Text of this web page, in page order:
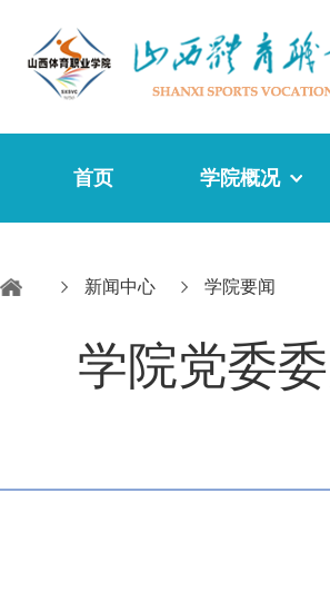
首页 学院概况
新闻中心 学院要闻
学院党委